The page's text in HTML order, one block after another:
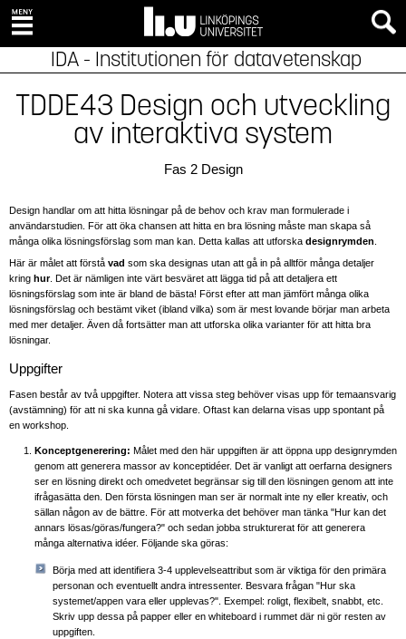
IDA - Institutionen för datavetenskap
TDDE43 Design och utveckling
av interaktiva system
Fas 2 Design
Design handlar om att hitta lösningar på de behov och krav man formulerade i
användarstudien. För att öka chansen att hitta en bra lösning måste man skapa så
många olika lösningsförslag som man kan. Detta kallas att utforska designrymden
Här är målet att förstå vad som ska designas utan att gå in på alltför många detaljer
kring hur. Det är nämligen inte värt besväret att lägga tid på att detaljera ett
lösningsförslag som inte är bland de bästa! Först efter att man jämfört många olika
lösningsförslag och bestämt viket (ibland vilka) som är mest lovande börjar man arbeta
med mer detaljer. Även då fortsätter man att utforska olika varianter för att hitta bra
lösningar.
Uppgifter
Fasen består av två uppgifter. Notera att vissa steg behöver visas upp för temaansvarig
(avstämning) för att ni ska kunna gå vidare. Oftast kan delarna visas upp spontant på
en workshop.
Konceptgenerering: Målet med den här uppgiften är att öppna upp designrymden
genom att generera massor av konceptidéer. Det är vanligt att oerfarna designers
ser en lösning direkt och omedvetet begränsar sig till den lösningen genom att inte
ifrågasätta den. Den första lösningen man ser är normalt inte ny eller kreativ, och
sällan någon av de bättre. För att motverka det behöver man tänka "Hur kan det
annars lösas/göras/fungera?" och sedan jobba strukturerat för att generera
många alternativa idéer. Följande ska göras:
Börja med att identifiera 3-4 upplevelseattribut som är viktiga för den primära
personan och eventuellt andra intressenter. Besvara frågan "Hur ska
systemet/appen vara eller upplevas?". Exempel: roligt, flexibelt, snabbt, etc.
Skriv upp dessa på papper eller en whiteboard i rummet där ni gör resten av
uppgiften.